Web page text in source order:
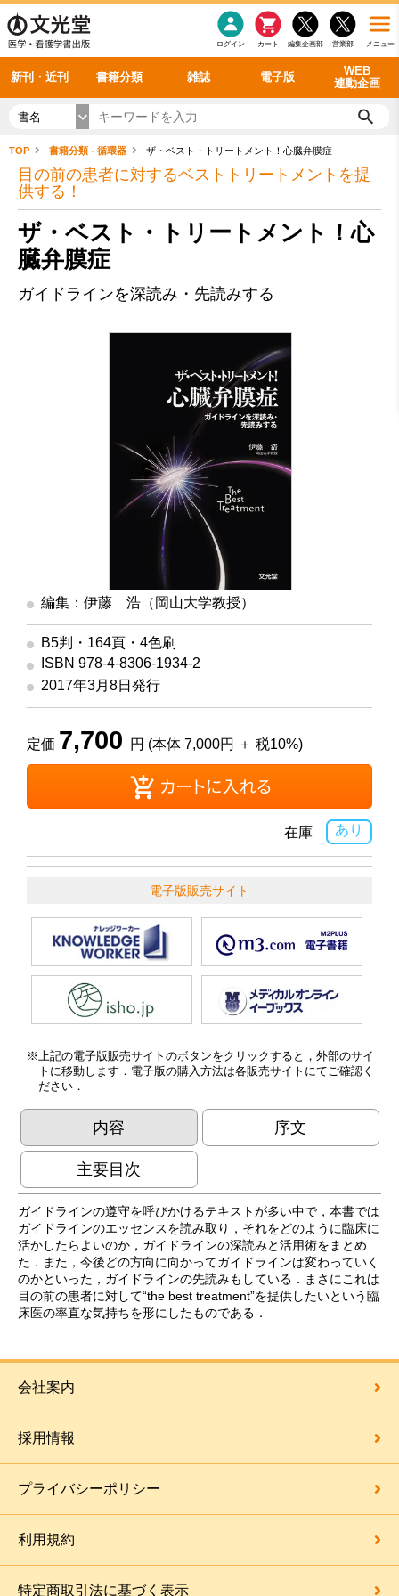
メニュー
営業部
編集企画部
カート
ログイン
新刊・近刊 書籍分類 雑誌 電子版
WEB
連動企画
感染症 老年医学
看護・介護
呼吸器
循環器
シリーズ一覧
雑誌投稿規定
理学療法
雑誌案内・年間購読 最新号 バックナンバー
電子書籍
電子雑誌
書籍「データに基づく臨床動作分析」WEB動画
書籍「眼手術学」WEB動画
書籍「神経症候学 II 改訂第二版」 WEB動画
新刊一覧
今後の発行予定
書名
TOP 書籍分類 - 循環器 ザ・ベスト・トリートメント！心臓弁膜症
目の前の患者に対するベストトリートメントを提
供する！
ザ・ベスト・トリートメント！心
臓弁膜症
ガイドラインを深読み・先読みする
編集：伊藤 浩（岡山大学教授）
B5判・164頁・4色刷
ISBN 978-4-8306-1934-2
2017年3月8日発行
定価 7,700 円 (本体 7,000円 ＋ 税10%)
あり
在庫
電子版販売サイト
上記の電子版販売サイトのボタンをクリックすると，外部のサイ
トに移動します．電子版の購入方法は各販売サイトにてご確認く
ださい．
内容 序文
主要目次
ガイドラインの遵守を呼びかけるテキストが多い中で，本書では
ガイドラインのエッセンスを読み取り，それをどのように臨床に
活かしたらよいのか，ガイドラインの深読みと活用術をまとめ
た．また，今後どの方向に向かってガイドラインは変わっていく
のかといった，ガイドラインの先読みもしている．まさにこれは
目の前の患者に対して“the best treatment”を提供したいという臨
床医の率直な気持ちを形にしたものである．
会社案内
採用情報
プライバシーポリシー
利用規約
特定商取引法に基づく表示